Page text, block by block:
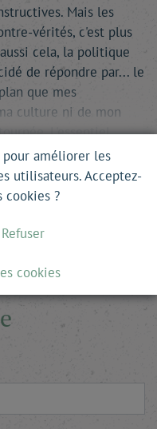
Mais les
vérités, c'est plus
cela, la politique
de répondre par... le
que mes
culture ni de mon
L'essentiel,
lire la suite, il
améliorer les
utilisateurs. Acceptez-
cookies ?
Refuser
cookies